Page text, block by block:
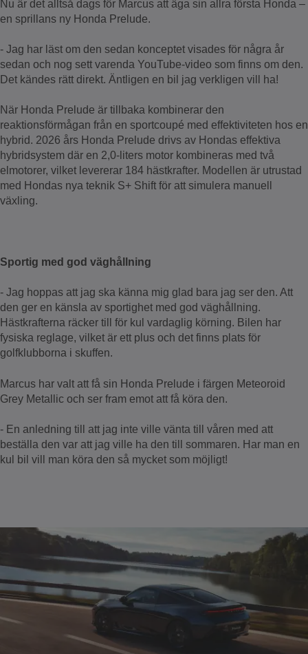
Nu är det alltså dags för Marcus att äga sin allra första Honda –
en sprillans ny Honda Prelude.
- Jag har läst om den sedan konceptet visades för några år
sedan och nog sett varenda YouTube-video som finns om den.
Det kändes rätt direkt. Äntligen en bil jag verkligen vill ha!
När Honda Prelude är tillbaka kombinerar den
reaktionsförmågan från en sportcoupé med effektiviteten hos en
hybrid. 2026 års Honda Prelude drivs av Hondas effektiva
hybridsystem där en 2,0-liters motor kombineras med två
elmotorer, vilket levererar 184 hästkrafter. Modellen är utrustad
med Hondas nya teknik S+ Shift för att simulera manuell
växling.
Sportig med god väghållning
- Jag hoppas att jag ska känna mig glad bara jag ser den. Att
den ger en känsla av sportighet med god väghållning.
Hästkrafterna räcker till för kul vardaglig körning. Bilen har
fysiska reglage, vilket är ett plus och det finns plats för
golfklubborna i skuffen.
Marcus har valt att få sin Honda Prelude i färgen Meteoroid
Grey Metallic och ser fram emot att få köra den.
- En anledning till att jag inte ville vänta till våren med att
beställa den var att jag ville ha den till sommaren. Har man en
kul bil vill man köra den så mycket som möjligt!